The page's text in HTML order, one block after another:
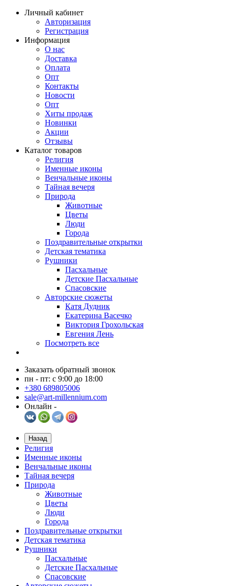
Личный кабинет
Авторизация
Регистрация
Информация
О нас
Доставка
Оплата
Опт
Контакты
Новости
Опт
Хиты продаж
Новинки
Акции
Отзывы
Каталог товаров
Религия
Именные иконы
Венчальные иконы
Тайная вечеря
Природа
Животные
Цветы
Люди
Города
Поздравительные открытки
Детская тематика
Рушники
Пасхальные
Детские Пасхальные
Спасовские
Авторские сюжеты
Катя Дудник
Екатерина Васечко
Виктория Грохольская
Евгения Лень
Посмотреть все
Заказать обратный звонок
пн - пт: с 9:00 до 18:00
+380 689805006
sale@art-millennium.com
Онлайн -
Назад
Религия
Именные иконы
Венчальные иконы
Тайная вечеря
Природа
Животные
Цветы
Люди
Города
Поздравительные открытки
Детская тематика
Рушники
Пасхальные
Детские Пасхальные
Спасовские